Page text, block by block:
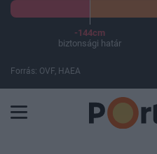
-144cm
biztonsági határ
Forrás: OVF, HAEA